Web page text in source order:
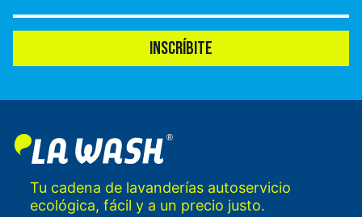
INSCRÍBITE
Tu cadena de lavanderías autoservicio
ecológica, fácil y a un precio justo.